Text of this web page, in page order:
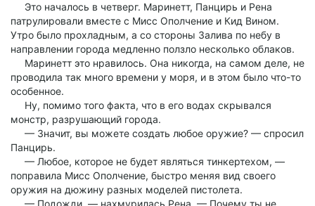
Это началось в четверг. Маринетт, Панцирь и Рена
патрулировали вместе с Мисс Ополчение и Кид Вином.
Утро было прохладным, а со стороны Залива по небу в
направлении города медленно ползло несколько облаков.
Маринетт это нравилось. Она никогда, на самом деле, не
проводила так много времени у моря, и в этом было что-то
особенное.
Ну, помимо того факта, что в его водах скрывался
монстр, разрушающий города.
— Значит, вы можете создать любое оружие? — спросил
Панцирь.
— Любое, которое не будет являться тинкертехом, —
поправила Мисс Ополчение, быстро меняя вид своего
оружия на дюжину разных моделей пистолета.
— Подожди, — нахмурилась Рена. — Почему ты не